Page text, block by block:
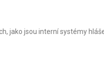
jako jsou interní systémy